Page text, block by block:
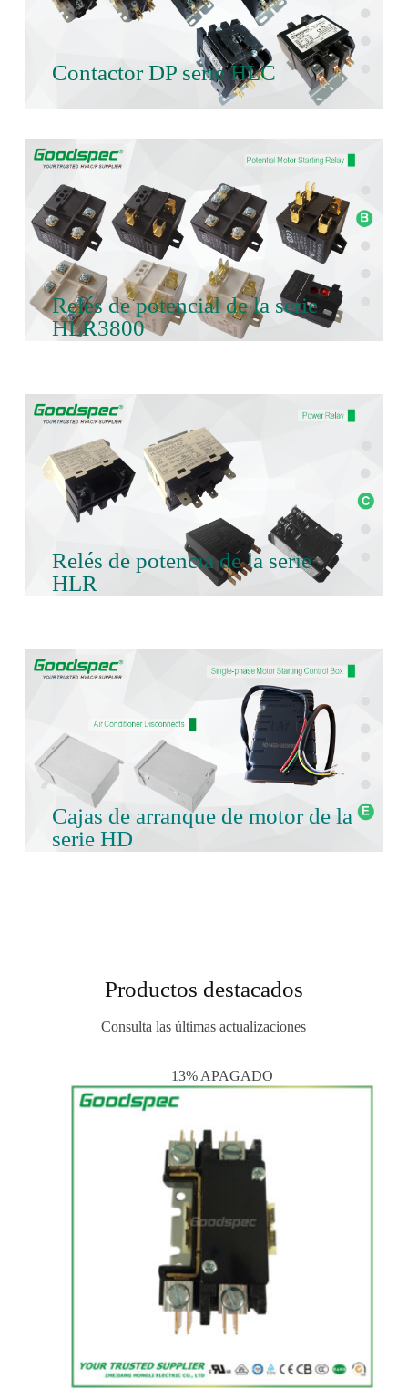
Contactor DP serie HLC
Relés de potencial de la serie
HLR3800
Relés de potencia de la serie
HLR
Cajas de arranque de motor de la
serie HD
Productos destacados
Consulta las últimas actualizaciones
13% APAGADO